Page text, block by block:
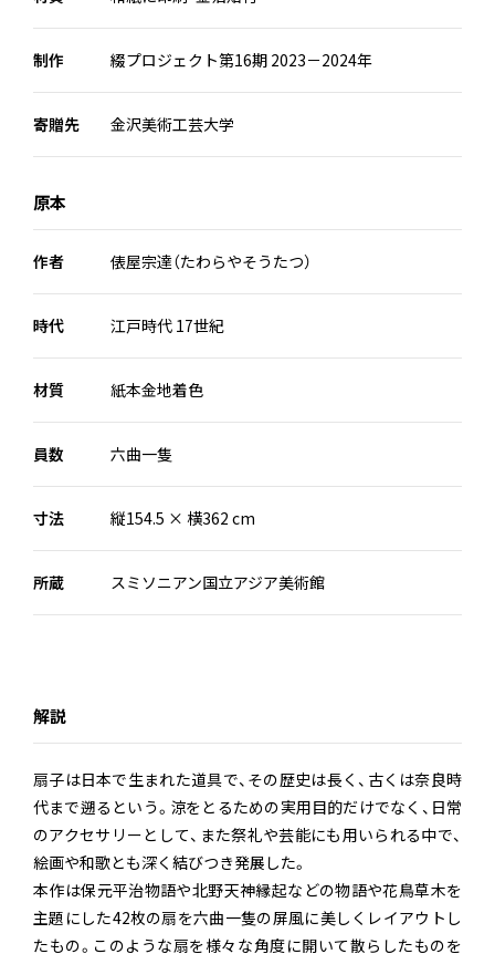
制作 綴プロジェクト第16期 2023－2024年
寄贈先 金沢美術工芸大学
原本
作者 俵屋宗達（たわらやそうたつ）
時代 江戸時代 17世紀
材質 紙本金地着色
員数 六曲一隻
寸法 縦154.5 × 横362 cm
所蔵 スミソニアン国立アジア美術館
解説
扇子は日本で生まれた道具で、その歴史は長く、古くは奈良時
代まで遡るという。涼をとるための実用目的だけでなく、日常
のアクセサリーとして、また祭礼や芸能にも用いられる中で、
絵画や和歌とも深く結びつき発展した。
本作は保元平治物語や北野天神縁起などの物語や花鳥草木を
主題にした42枚の扇を六曲一隻の屏風に美しくレイアウトし
たもの。このような扇を様々な角度に開いて散らしたものを